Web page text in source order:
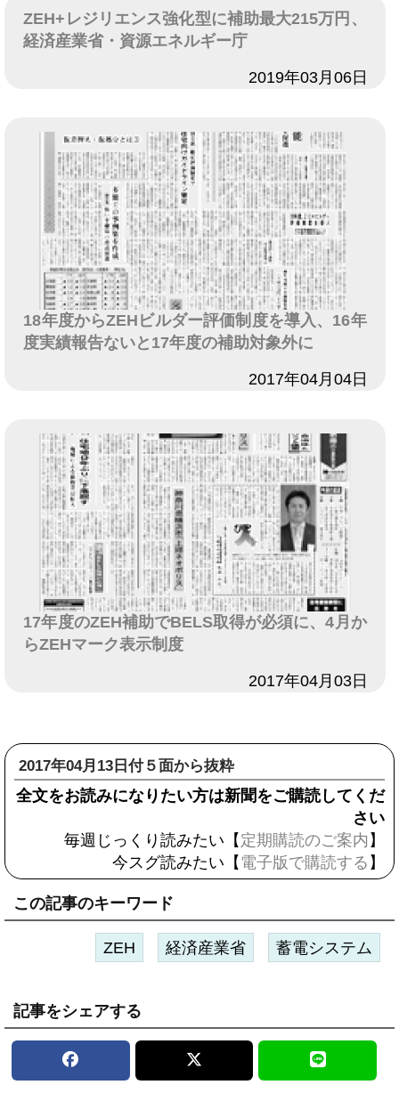
ZEH+レジリエンス強化型に補助最大215万円、
経済産業省・資源エネルギー庁
2019年03月06日
18年度からZEHビルダー評価制度を導入、16年
度実績報告ないと17年度の補助対象外に
2017年04月04日
17年度のZEH補助でBELS取得が必須に、4月か
らZEHマーク表示制度
2017年04月03日
2017年04月13日付５面から抜粋
全文をお読みになりたい方は新聞をご購読してくだ
さい
毎週じっくり読みたい【 定期購読のご案内 】
今スグ読みたい【 電子版で購読する 】
この記事のキーワード
ZEH 経済産業省 蓄電システム
記事をシェアする